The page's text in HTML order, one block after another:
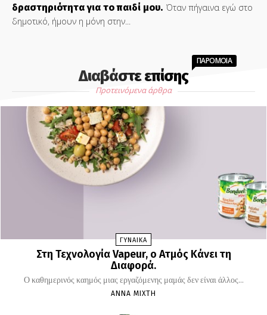
δραστηριότητα για το παιδί μου. Όταν πήγαινα εγώ στο
δημοτικό, ήμουν η μόνη στην...
Διαβάστε επίσης
ΠΑΡΟΜΟΙΑ
Προτεινόμενα άρθρα
ΓΥΝΑΙΚΑ
Στη Τεχνολογία Vapeur, o Ατμός Κάνει τη
Διαφορά.
Ο καθημερινός καημός μιας εργαζόμενης μαμάς δεν είναι άλλος...
ΆΝΝΑ ΜΊΧΤΗ